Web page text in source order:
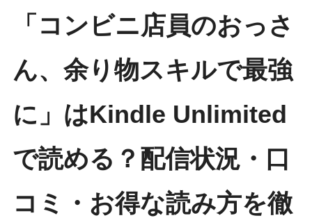
「コンビニ店員のおっさ
ん、余り物スキルで最強
に」はKindle Unlimited
で読める？配信状況・口
コミ・お得な読み方を徹